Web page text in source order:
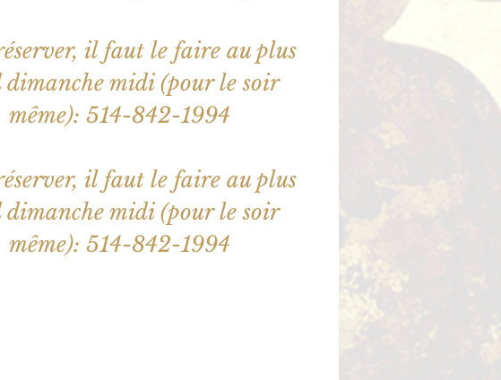
il faut le faire au plus
midi (pour le soir
même): 514-842-1994
il faut le faire au plus
midi (pour le soir
même): 514-842-1994